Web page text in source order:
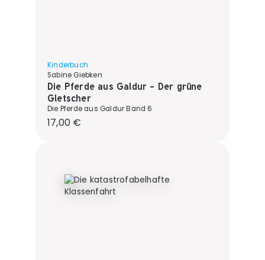
Kinderbuch
Sabine Giebken
Die Pferde aus Galdur - Der grüne
Gletscher
Die Pferde aus Galdur Band 6
Regulärer Preis:
17,00 €